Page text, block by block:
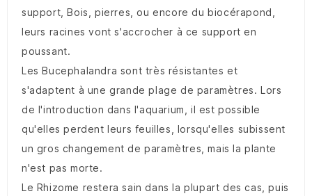
support, Bois, pierres, ou encore du biocérapond,
leurs racines vont s'accrocher à ce support en
poussant.
Les Bucephalandra sont très résistantes et
s'adaptent à une grande plage de paramètres. Lors
de l'introduction dans l'aquarium, il est possible
qu'elles perdent leurs feuilles, lorsqu'elles subissent
un gros changement de paramètres, mais la plante
n'est pas morte.
Le Rhizome restera sain dans la plupart des cas, puis